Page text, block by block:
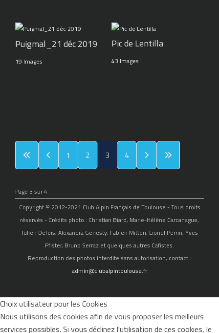
Puigmal_21 déc 2019
19 Images
Pic de Lentilla
43 Images
1 2 3 4
Page 3 sur 4
Copyright © 2012-2021 Club Alpin Français de Toulouse - Tous droits
réservés - Crédits photo : Christian Biard, Marie-Hélène Carcanague,
Julien Defois, Alexandra Genesty, Fabien Mitton, Lionel Perrin, Yves
Pfister, Bruno Serraz et quelques autres Cafistes.
Reproduction des photos interdite sans autorisation, contact :
admin@clubalpintoulouse.fr
Choix utilisateur pour les Cookies
Nous utilisons des cookies afin de vous proposer les meilleurs
services possibles. Si vous déclinez l'utilisation de ces cookies, le